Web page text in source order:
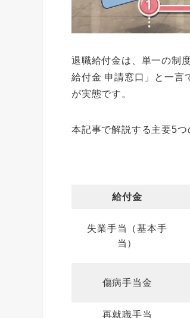
退職給付金は、単一の制
給付金 申請窓口」と一言
が実態です。
本記事で解説する主要5つ
給付金
失業手当（基本手
当）
傷病手当金
再就職手当